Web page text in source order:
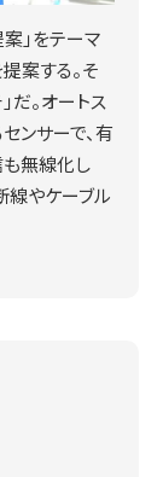
」をテーマ
案する。そ
だ。オートス
ンサーで、有
無線化し
線やケーブル